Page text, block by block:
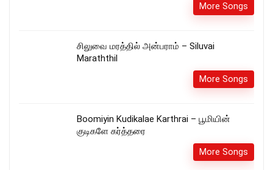
More Songs
சிலுவை மரத்தில் அன்பராம் – Siluvai
Maraththil
More Songs
Boomiyin Kudikalae Karthrai – பூமியின்
குடிகளே கர்த்தரை
More Songs